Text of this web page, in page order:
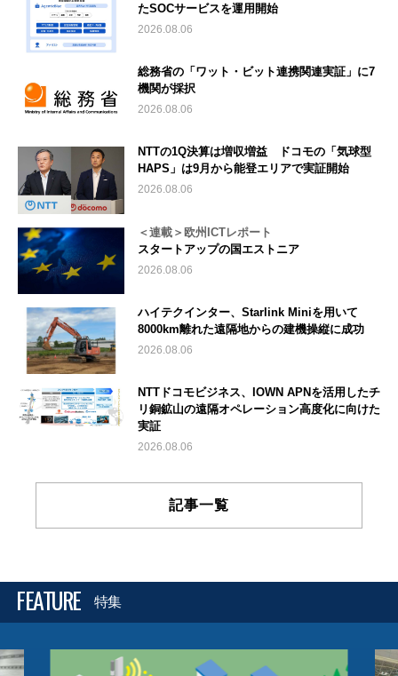
たSOCサービスを運用開始
2026.08.06
総務省の「ワット・ビット連携関連実証」に7
機関が採択
2026.08.06
NTTの1Q決算は増収増益 ドコモの「気球型
HAPS」は9月から能登エリアで実証開始
2026.08.06
＜連載＞欧州ICTレポート
スタートアップの国エストニア
2026.08.06
ハイテクインター、Starlink Miniを用いて
8000km離れた遠隔地からの建機操縦に成功
2026.08.06
NTTドコモビジネス、IOWN APNを活用したチ
リ銅鉱山の遠隔オペレーション高度化に向けた
実証
2026.08.06
記事一覧
FEATURE 特集